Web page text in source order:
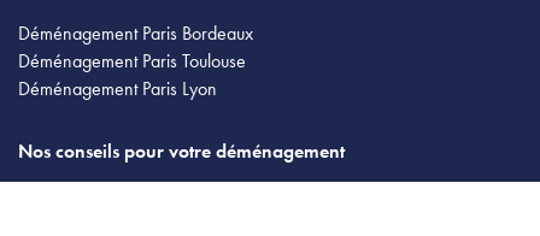
Déménagement Paris Bordeaux
Déménagement Paris Toulouse
Déménagement Paris Lyon
Nos conseils pour votre déménagement